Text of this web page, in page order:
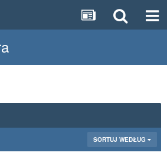
SORTUJ WEDŁUG